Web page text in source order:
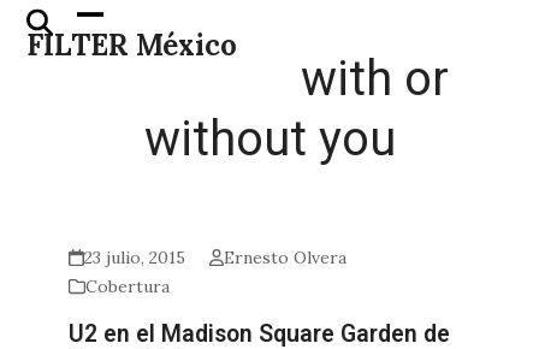
Skip
FILTER México
Open
mobile
Close
mobile
with or
without you
23 julio, 2015
Ernesto Olvera
Cobertura
U2 en el Madison Square Garden de